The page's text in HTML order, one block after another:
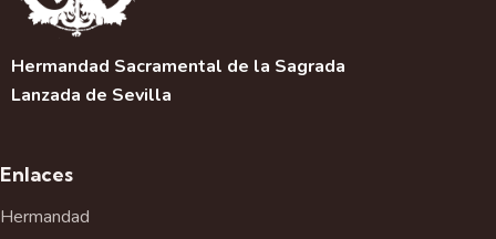
Hermandad Sacramental de la Sagrada
Lanzada de Sevilla
Enlaces
Hermandad